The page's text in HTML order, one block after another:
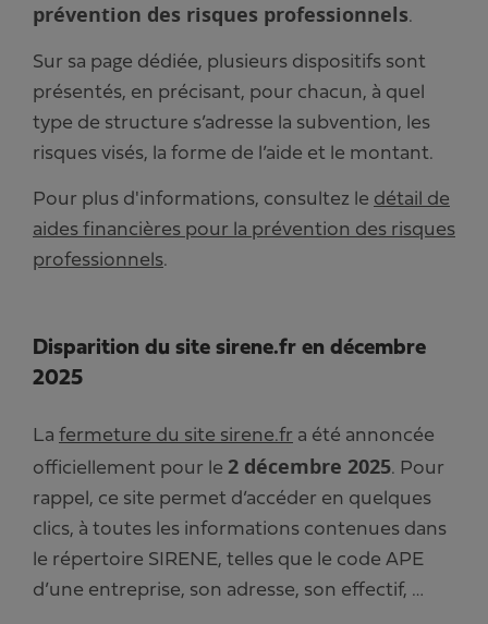
prévention des risques professionnels.
Sur sa page dédiée, plusieurs dispositifs sont
présentés, en précisant, pour chacun, à quel
type de structure s’adresse la subvention, les
risques visés, la forme de l’aide et le montant.
Pour plus d'informations, consultez le détail de
aides financières pour la prévention des risques
professionnels.
Disparition du site sirene.fr en décembre
2025
La fermeture du site sirene.fr a été annoncée
officiellement pour le 2 décembre 2025. Pour
rappel, ce site permet d’accéder en quelques
clics, à toutes les informations contenues dans
le répertoire SIRENE, telles que le code APE
d’une entreprise, son adresse, son effectif, …